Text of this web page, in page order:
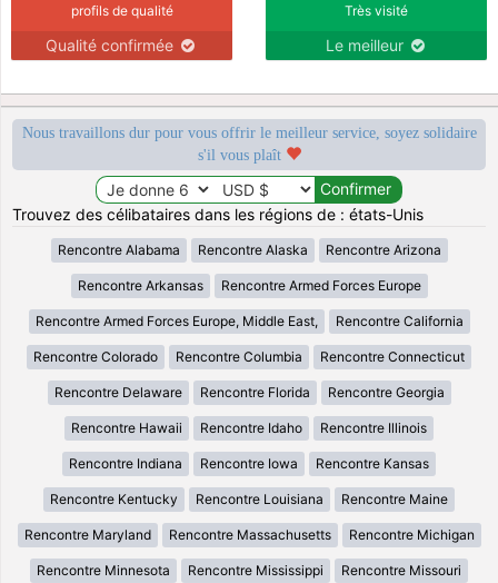
profils de qualité
Qualité confirmée
Très visité
Le meilleur
Nous travaillons dur pour vous offrir le meilleur service, soyez solidaire
s'il vous plaît
Trouvez des célibataires dans les régions de : états-Unis
Rencontre Alabama Rencontre Alaska Rencontre Arizona
Rencontre Arkansas Rencontre Armed Forces Europe
Rencontre Armed Forces Europe, Middle East, Rencontre California
Rencontre Colorado Rencontre Columbia Rencontre Connecticut
Rencontre Delaware Rencontre Florida Rencontre Georgia
Rencontre Hawaii Rencontre Idaho Rencontre Illinois
Rencontre Indiana Rencontre Iowa Rencontre Kansas
Rencontre Kentucky Rencontre Louisiana Rencontre Maine
Rencontre Maryland Rencontre Massachusetts Rencontre Michigan
Rencontre Minnesota Rencontre Mississippi Rencontre Missouri